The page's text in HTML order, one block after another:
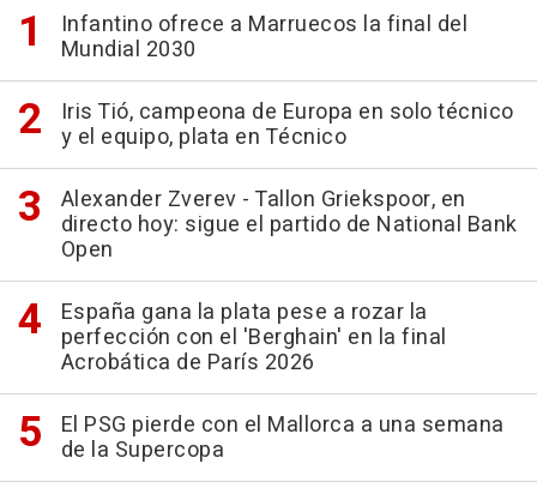
Infantino ofrece a Marruecos la final del
Mundial 2030
Iris Tió, campeona de Europa en solo técnico
y el equipo, plata en Técnico
Alexander Zverev - Tallon Griekspoor, en
directo hoy: sigue el partido de National Bank
Open
España gana la plata pese a rozar la
perfección con el 'Berghain' en la final
Acrobática de París 2026
El PSG pierde con el Mallorca a una semana
de la Supercopa